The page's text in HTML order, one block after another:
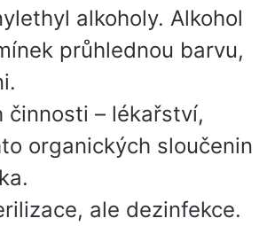
alkoholy. Alkohol
průhlednou barvu,
činnosti – lékařství,
organických sloučenin
ale dezinfekce.